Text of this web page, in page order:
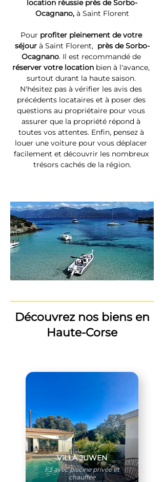
location réussie près de Sorbo-
Ocagnano, à Saint Florent
Pour profiter pleinement de votre
séjour à Saint Florent, près de Sorbo-
Ocagnano. Il est recommandé de
réserver votre location bien à l'avance,
surtout durant la haute saison.
N'hésitez pas à vérifier les avis des
précédents locataires et à poser des
questions au propriétaire pour vous
assurer que la propriété répond à
toutes vos attentes. Enfin, pensez à
louer une voiture pour vous déplacer
facilement et découvrir les nombreux
trésors cachés de la région.
Découvrez nos biens en
Haute-Corse
VILLA JUWEN
F3 avec piscine privée et
chauffée